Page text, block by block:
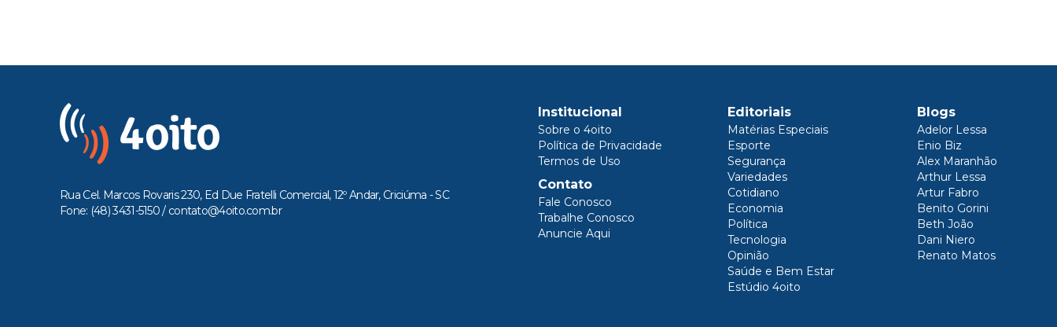
Rua Cel. Marcos Rovaris 230, Ed Due Fratelli Comercial, 12º Andar, Criciúma - SC
Fone: (48) 3431-5150 / contato@4oito.com.br
Institucional
Sobre o 4oito
Política de Privacidade
Termos de Uso
Contato
Fale Conosco
Trabalhe Conosco
Anuncie Aqui
Editoriais
Matérias Especiais
Esporte
Segurança
Variedades
Cotidiano
Economia
Política
Tecnologia
Opinião
Saúde e Bem Estar
Estúdio 4oito
Blogs
Adelor Lessa
Enio Biz
Alex Maranhão
Arthur Lessa
Artur Fabro
Benito Gorini
Beth João
Dani Niero
Renato Matos